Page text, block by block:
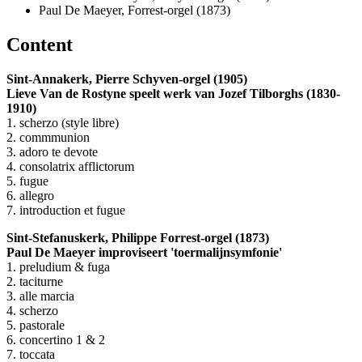
Paul De Maeyer, Forrest-orgel (1873)
Content
Sint-Annakerk, Pierre Schyven-orgel (1905)
Lieve Van de Rostyne speelt werk van Jozef Tilborghs (1830-
1910)
1. scherzo (style libre)
2. commmunion
3. adoro te devote
4. consolatrix afflictorum
5. fugue
6. allegro
7. introduction et fugue
Sint-Stefanuskerk, Philippe Forrest-orgel (1873)
Paul De Maeyer improviseert 'toermalijnsymfonie'
1. preludium & fuga
2. taciturne
3. alle marcia
4. scherzo
5. pastorale
6. concertino 1 & 2
7. toccata